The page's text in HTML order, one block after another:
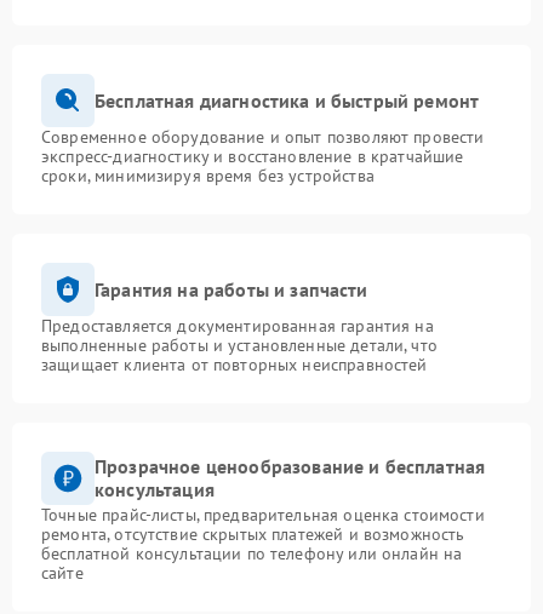
Бесплатная диагностика и быстрый ремонт
Современное оборудование и опыт позволяют провести
экспресс-диагностику и восстановление в кратчайшие
сроки, минимизируя время без устройства
Гарантия на работы и запчасти
Предоставляется документированная гарантия на
выполненные работы и установленные детали, что
защищает клиента от повторных неисправностей
Прозрачное ценообразование и бесплатная
консультация
Точные прайс-листы, предварительная оценка стоимости
ремонта, отсутствие скрытых платежей и возможность
бесплатной консультации по телефону или онлайн на
сайте